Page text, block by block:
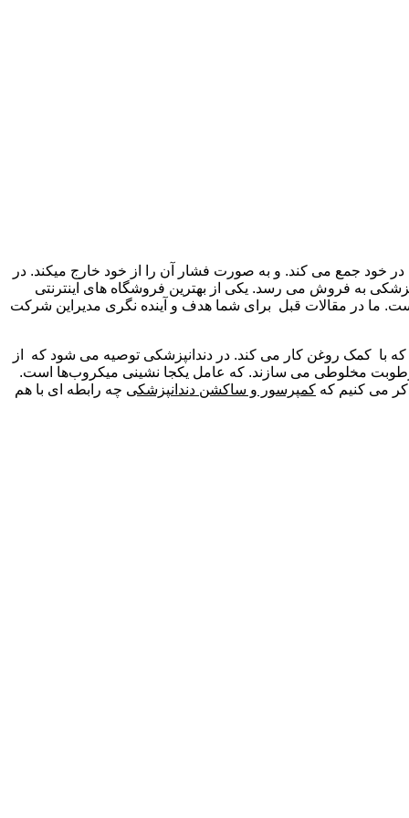
در خود جمع می کند. و به صورت فشار آن را از خود خارج میکند. در
به فروش می رسد. یکی از بهترین فروشگاه های اینترنتی
ما در مقالات قبل برای شما هدف و آینده نگری مدیراین شرکت
با کمک روغن کار می کند. در دندانپزشکی توصیه می شود که
از
رطوبت مخلوطی می سازند. که عامل یکجا نشینی میکروب‌ها است.
می کنیم که کمپرسور و ساکشن دندانپزشکی چه رابطه ای با هم